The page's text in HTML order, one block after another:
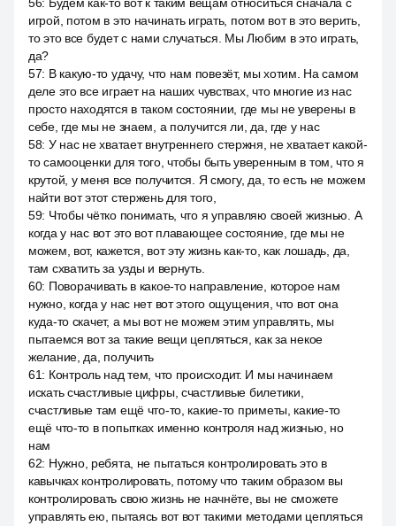
игрой, потом в это начинать играть, потом вот в это верить,
то это все будет с нами случаться. Мы Любим в это играть,
да?
57: В какую-то удачу, что нам повезёт, мы хотим. На самом
деле это все играет на наших чувствах, что многие из нас
просто находятся в таком состоянии, где мы не уверены в
себе, где мы не знаем, а получится ли, да, где у нас
58: У нас не хватает внутреннего стержня, не хватает какой-
то самооценки для того, чтобы быть уверенным в том, что я
крутой, у меня все получится. Я смогу, да, то есть не можем
найти вот этот стержень для того,
59: Чтобы чётко понимать, что я управляю своей жизнью. А
когда у нас вот это вот плавающее состояние, где мы не
можем, вот, кажется, вот эту жизнь как-то, как лошадь, да,
там схватить за узды и вернуть.
60: Поворачивать в какое-то направление, которое нам
нужно, когда у нас нет вот этого ощущения, что вот она
куда-то скачет, а мы вот не можем этим управлять, мы
пытаемся вот за такие вещи цепляться, как за некое
желание, да, получить
61: Контроль над тем, что происходит. И мы начинаем
искать счастливые цифры, счастливые билетики,
счастливые там ещё что-то, какие-то приметы, какие-то
ещё что-то в попытках именно контроля над жизнью, но
нам
62: Нужно, ребята, не пытаться контролировать это в
кавычках контролировать, потому что таким образом вы
контролировать свою жизнь не начнёте, вы не сможете
управлять ею, пытаясь вот вот такими методами цепляться